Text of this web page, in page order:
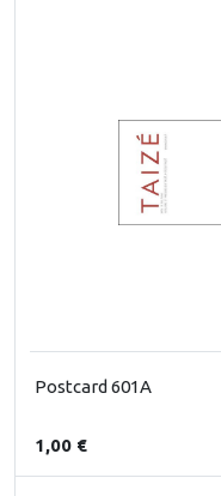
Postcard 601A
1,00 €